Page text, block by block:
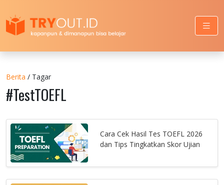
Berita / Tagar
#TestTOEFL
Cara Cek Hasil Tes TOEFL 2026
dan Tips Tingkatkan Skor Ujian